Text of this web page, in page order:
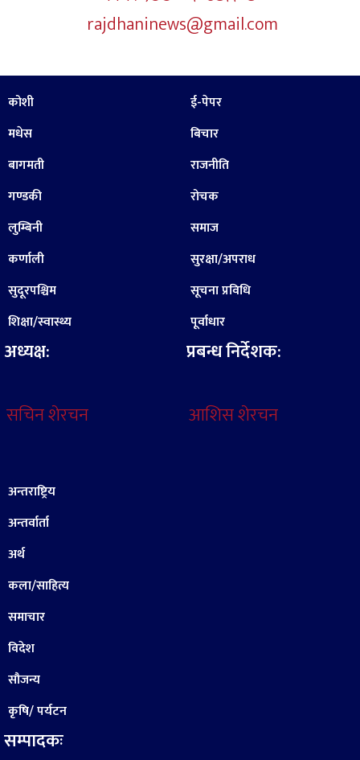
rajdhaninews@gmail.com
कोशी
मधेस
बागमती
गण्डकी
लुम्बिनी
कर्णाली
सुदूरपश्चिम
शिक्षा/स्वास्थ्य
अध्यक्ष:
सचिन शेरचन
ई-पेपर
बिचार
राजनीति
रोचक
समाज
सुरक्षा/अपराध
सूचना प्रविधि
पूर्वाधार
प्रबन्ध निर्देशक:
आशिस शेरचन
अन्तराष्ट्रिय
अन्तर्वार्ता
अर्थ
कला/साहित्य
समाचार
विदेश
सौजन्य
कृषि/ पर्यटन
सम्पादकः